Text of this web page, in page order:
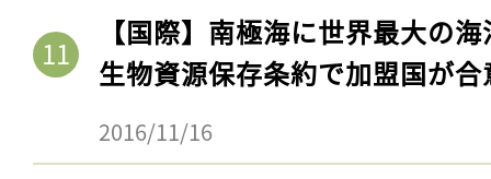
【国際】南極海に世界最大の
生物資源保存条約で加盟国が合
2016/11/16
記事をお気に入りに